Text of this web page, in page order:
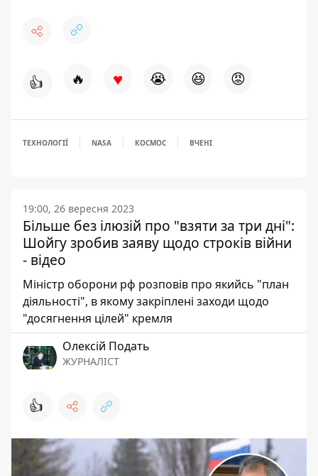
👍 🔥 ♥ 😭 😆 😡
ТЕХНОЛОГІЇ NASA КОСМОС ВЧЕНІ
19:00, 26 вересня 2023
Більше без ілюзій про "взяти за три дні":
Шойгу зробив заяву щодо строків війни
- відео
Міністр оборони рф розповів про якийсь "план
діяльності", в якому закріплені заходи щодо
"досягнення цілей" кремля
Олексій Подать
ЖУРНАЛІСТ
👍